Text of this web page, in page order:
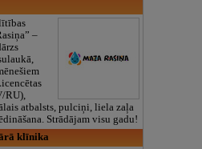
–
RU),
atbalsts, pulciņi, liela zaļa
Strādājam visu gadu!
klīnika